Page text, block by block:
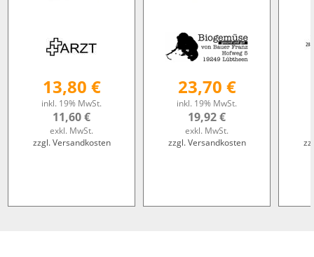
13,80 €
inkl. 19% MwSt.
11,60 €
exkl. MwSt.
zzgl. Versandkosten
23,70 €
inkl. 19% MwSt.
19,92 €
exkl. MwSt.
zzgl. Versandkosten